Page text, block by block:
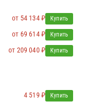
от 54 134 ₽ Купить
от 69 614 ₽ Купить
от 209 040 ₽ Купить
4 519 ₽ Купить